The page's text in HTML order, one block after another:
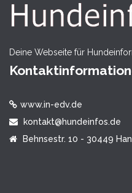
Deine Webseite für
www.in-edv.de
kontakt@hundeinfos.de
Behnsestr. 10 - 30449